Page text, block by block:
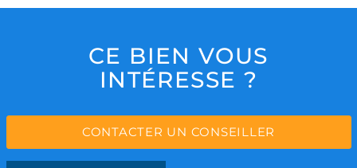
CE BIEN VOUS
INTÉRESSE ?
CONTACTER UN CONSEILLER